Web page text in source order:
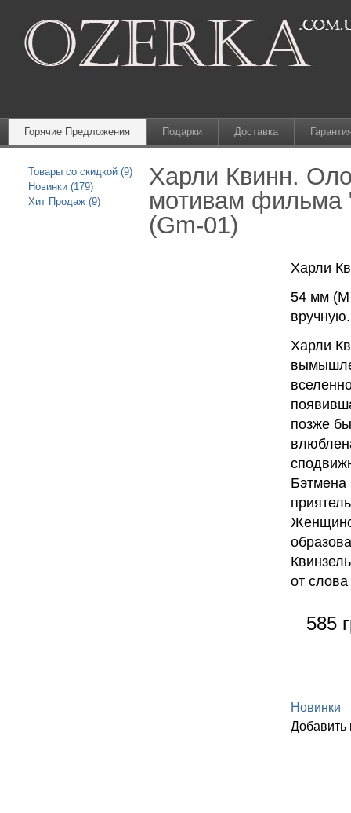
Горячие Предложения Подарки Доставка
Товары со скидкой (9)
Новинки (179)
Хит Продаж (9)
Харли Квинн.
мотивам фильма
(Gm-01)
Харли
54 мм (М
вручную.
Харли
позже
Бэтмена
от
585
Новинки
Добавить